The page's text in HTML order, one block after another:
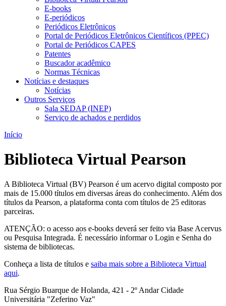
E-books
E-periódicos
Periódicos Eletrônicos
Portal de Periódicos Eletrônicos Científicos (PPEC)
Portal de Periódicos CAPES
Patentes
Buscador acadêmico
Normas Técnicas
Notícias e destaques
Notícias
Outros Serviços
Sala SEDAP (INEP)
Serviço de achados e perdidos
Início
Biblioteca Virtual Pearson
A Biblioteca Virtual (BV) Pearson é um acervo digital composto por
mais de 15.000 títulos em diversas áreas do conhecimento. Além dos
títulos da Pearson, a plataforma conta com títulos de 25 editoras
parceiras.
ATENÇÃO: o acesso aos e-books deverá ser feito via Base Acervus
ou Pesquisa Integrada. É necessário informar o Login e Senha do
sistema de bibliotecas.
Conheça a lista de títulos e saiba mais sobre a Biblioteca Virtual
aqui.
Rua Sérgio Buarque de Holanda, 421 - 2º Andar Cidade
Universitária "Zeferino Vaz"